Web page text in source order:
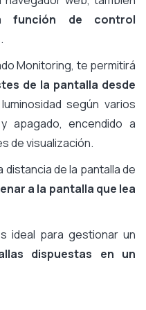
función de control
.
Monitoring, te permitirá
de la pantalla desde
según varios
apagado, encendido a
de visualización.
de la pantalla de
a la pantalla que lea
ideal para gestionar un
dispuestas en un